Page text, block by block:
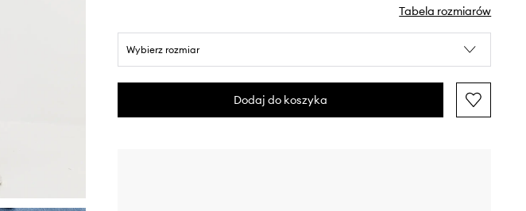
Tabela rozmiarów
Wybierz rozmiar
Dodaj do koszyka